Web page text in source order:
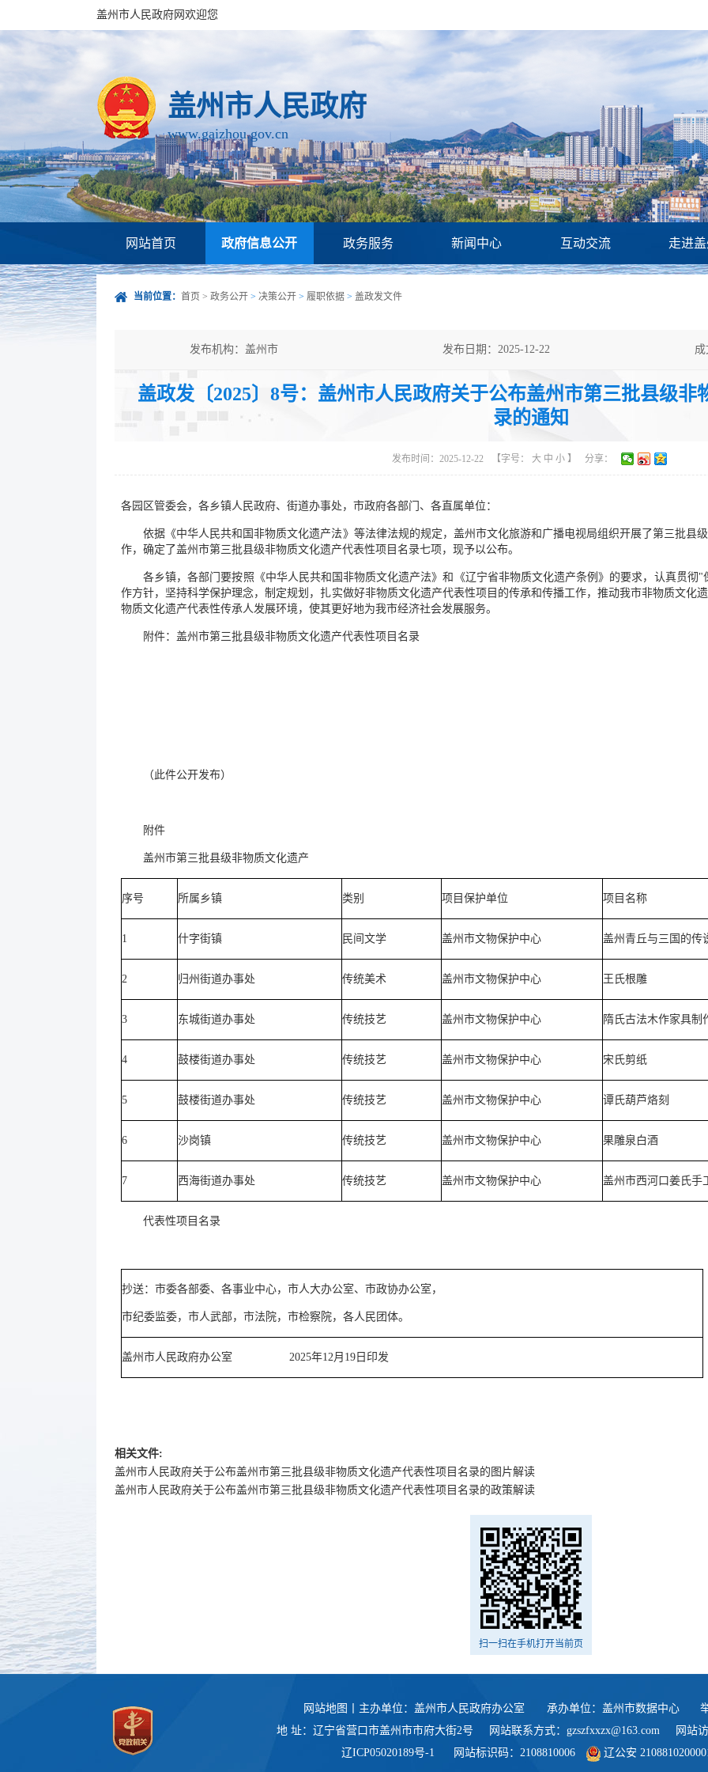
盖州市人民政府网欢迎您
盖州市人民政府
www.gaizhou.gov.cn
网站首页 政府信息公开 政务服务 新闻中心 互动交流 走进
当前位置： 首页 > 政务公开 > 决策公开 > 履职依据 > 盖政发文件
发布机构：盖州市 发布日期：2025-12-22
成
公开类型：主动公开
盖政发〔2025〕8号：盖州市人民政府关于公布盖州市第三批县级非
录的通知
发布时间：2025-12-22 【字号： 大 中 小】 分享：
各园区管委会，各乡镇人民政府、街道办事处，市政府各部门、各直属单位：
依据《中华人民共和国非物质文化遗产法》等法律法规的规定，盖州市文化旅游和广播电视局组织开展了第三批县
作，确定了盖州市第三批县级非物质文化遗产代表性项目名录七项，现予以公布。
各乡镇，各部门要按照《中华人民共和国非物质文化遗产法》和《辽宁省非物质文化遗产条例》的要求，认真贯彻
作方针，坚持科学保护理念，制定规划，扎实做好非物质文化遗产代表性项目的传承和传播工作，推动我市非物质文化
物质文化遗产代表性传承人发展环境，使其更好地为我市经济社会发展服务。
附件：盖州市第三批县级非物质文化遗产代表性项目名录
（此件公开发布）
附件
盖州市第三批县级非物质文化遗产
序号 所属乡镇 类别 项目保护单位 项目名称
1 什字街镇 民间文学 盖州市文物保护中心 盖州青丘与三国的传
2 归州街道办事处 传统美术 盖州市文物保护中心 王氏根雕
3 东城街道办事处 传统技艺 盖州市文物保护中心 隋氏古法木作家具制
4 鼓楼街道办事处 传统技艺 盖州市文物保护中心 宋氏剪纸
5 鼓楼街道办事处 传统技艺 盖州市文物保护中心 谭氏葫芦烙刻
6 沙岗镇 传统技艺 盖州市文物保护中心 果雕泉白酒
7 西海街道办事处 传统技艺 盖州市文物保护中心 盖州市西河口姜氏手
代表性项目名录
抄送：市委各部委、各事业中心，市人大办公室、市政协办公室，
市纪委监委，市人武部，市法院，市检察院，各人民团体。
盖州市人民政府办公室 2025年12月19日印发
相关文件:
盖州市人民政府关于公布盖州市第三批县级非物质文化遗产代表性项目名录的图片解读
盖州市人民政府关于公布盖州市第三批县级非物质文化遗产代表性项目名录的政策解读
扫一扫在手机打开当前页
网站地图 丨主办单位：盖州市人民政府办公室 承办单位：盖州市数据中心
地 址：辽宁省营口市盖州市市府大街2号
网站联系方式：gzszfxxzx@163.com
网站
辽ICP05020189号-1
网站标识码：2108810006 辽公安